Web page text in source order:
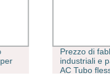
Prezzo di
industriali e
AC Tubo